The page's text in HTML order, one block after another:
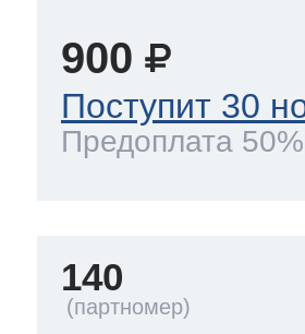
900
Поступит 30
Предоплата 50%
140